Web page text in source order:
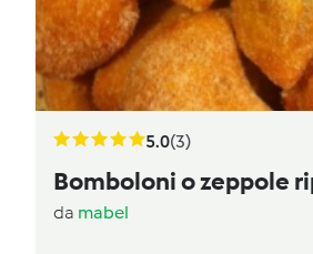
5.0(3)
Bomboloni o zeppole
da mabel